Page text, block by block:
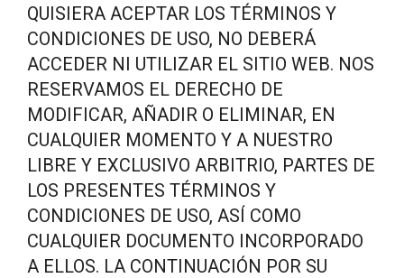
QUISIERA ACEPTAR LOS TÉRMINOS Y
CONDICIONES DE USO, NO DEBERÁ
ACCEDER NI UTILIZAR EL SITIO WEB. NOS
RESERVAMOS EL DERECHO DE
MODIFICAR, AÑADIR O ELIMINAR, EN
CUALQUIER MOMENTO Y A NUESTRO
LIBRE Y EXCLUSIVO ARBITRIO, PARTES DE
LOS PRESENTES TÉRMINOS Y
CONDICIONES DE USO, ASÍ COMO
CUALQUIER DOCUMENTO INCORPORADO
A ELLOS. LA CONTINUACIÓN POR SU